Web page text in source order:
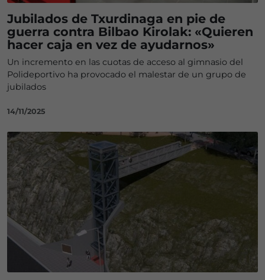
Jubilados de Txurdinaga en pie de
guerra contra Bilbao Kirolak: «Quieren
hacer caja en vez de ayudarnos»
Un incremento en las cuotas de acceso al gimnasio del
Polideportivo ha provocado el malestar de un grupo de
jubilados
14/11/2025